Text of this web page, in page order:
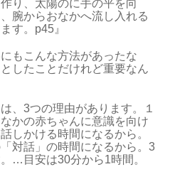
り、太陽のに手の平を向
腕からおなかへ流し入れる
す。p45』
もこんな方法があったな
したことだけれど重要なん
、3つの理由があります。１
かの赤ちゃんに意識を向け
しかける時間になるから。
対話」の時間になるから。3
…目安は30分から1時間。